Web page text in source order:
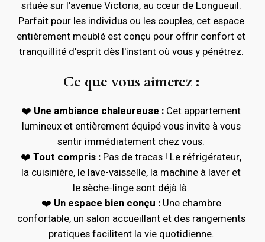
située sur l'avenue Victoria, au cœur de Longueuil.
Parfait pour les individus ou les couples, cet espace
entièrement meublé est conçu pour offrir confort et
tranquillité d'esprit dès l'instant où vous y pénétrez.
Ce que vous aimerez :
❤️ Une ambiance chaleureuse : Cet appartement
lumineux et entièrement équipé vous invite à vous
sentir immédiatement chez vous.
❤️ Tout compris : Pas de tracas ! Le réfrigérateur,
la cuisinière, le lave-vaisselle, la machine à laver et
le sèche-linge sont déjà là.
❤️ Un espace bien conçu :Une chambre
confortable, un salon accueillant et des rangements
pratiques facilitent la vie quotidienne.